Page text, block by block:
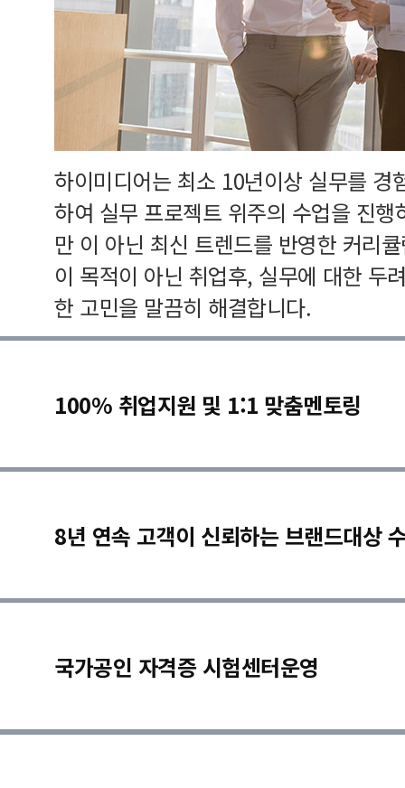
하이미디어는 최소 10년이상 실무를 경
하여 실무 프로젝트 위주의 수업을 진
만 이 아닌 최신 트렌드를 반영한 커리
이 목적이 아닌 취업후, 실무에 대한 두
한 고민을 말끔히 해결합니다.
100% 취업지원 및 1:1 맞춤멘토링
8년 연속 고객이 신뢰하는 브랜드대상
국가공인 자격증 시험센터운영